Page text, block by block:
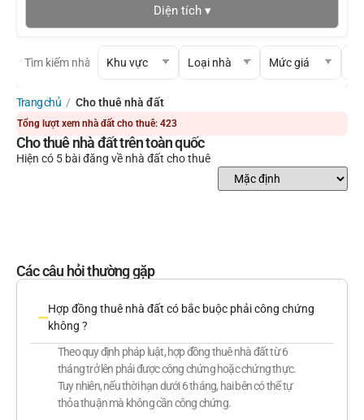
Diện tích ▾
Trang chủ / Cho thuê nhà đất
Tổng lượt xem nhà đất cho thuê: 423
Cho thuê nhà đất trên toàn quốc
Hiện có 5 bài đăng về nhà đất cho thuê
Các câu hỏi thường gặp
Hợp đồng thuê nhà đất có bắc buộc phải công chứng
không ?
Theo quy định pháp luật, hợp đồng thuê nhà đất từ 6
tháng trở lên phải được công chứng hoặc chứng thực.
Tuy nhiên, nếu thời hạn dưới 6 tháng, hai bên có thể tự
thỏa thuận mà không cần công chứng.